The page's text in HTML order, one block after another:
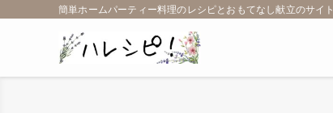
簡単ホームパーティー料理のレシピとおもてなし献立のサイト